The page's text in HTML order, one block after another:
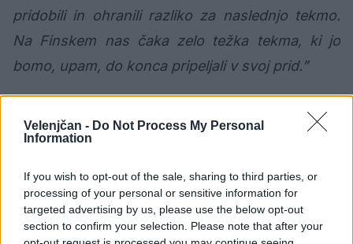
Velenjčan - Do Not Process My Personal
Information
If you wish to opt-out of the sale, sharing to third parties, or
processing of your personal or sensitive information for
targeted advertising by us, please use the below opt-out
section to confirm your selection. Please note that after your
pridobili in ohranili razliko za naslednjo tekmo.
Na Finskem nas čaka zelo težka tekma, ki jo
bomo, upam, do konca pripeljali v svoj prid.”
Evropski pokal EHF, 3. krog - sobota, 12.
december 18:00 (Rdeča dvorana, Velenje)
GORENJE VELENJE : RIIHIMÄKI COCKS 30:25
(16:11)